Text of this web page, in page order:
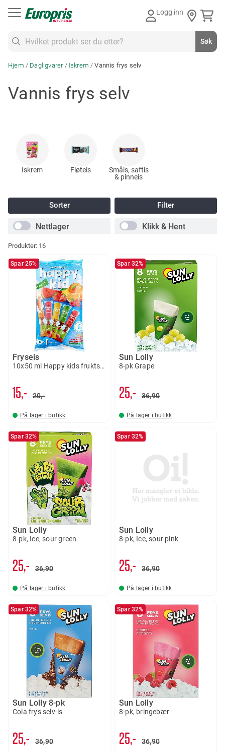
Logg inn
Søk
Hjem Dagligvarer Iskrem Vannis frys selv
Vannis frys selv
Iskrem Fløteis
Småis, saftis
& pinneis
Nettlager Klikk & Hent
Produkter: 16
Spar 25%
Fryseis
10x50 ml Happy kids fruktsmak
15,- 20,-
På lager i butikk
Spar 32%
Sun Lolly
8-pk Grape
25,- 36 90
På lager i butikk
Spar 32%
Sun Lolly
8-pk, Ice, sour green
25,- 36 90
På lager i butikk
Spar 32%
Sun Lolly
8-pk, Ice, sour pink
25,- 36 90
På lager i butikk
Spar 32%
Sun Lolly 8-pk
Cola frys selv-is
25,- 36 90
Spar 32%
Sun Lolly
8-pk, bringebær
25,- 36 90
Filter
Sorter